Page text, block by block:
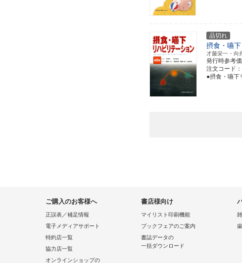
品切れ
摂食・嚥
才藤栄一・
発行時参考
注文コード
●摂食・嚥下
ご購入のお客様へ
正誤表／補足情報
電子メディアサポート
特約店一覧
協力店一覧
オンラインショップの
書店様向け
マイリスト印刷機能
ブックフェアのご案内
書誌データの
一括ダウンロード